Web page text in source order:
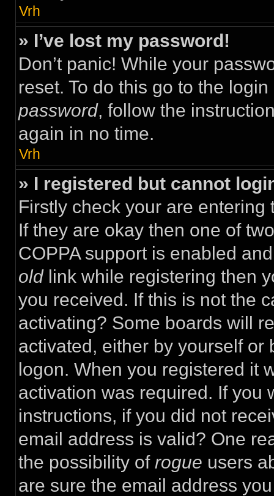
Vrh
» I’ve lost my password!
Don’t panic! While your
reset. To do this go to the
password, follow the
again in no time.
Vrh
» I registered but cannot
Firstly check your are
If they are okay then one of
COPPA support is enabled
oldlink while registering then
you received. If this is not the
activating? Some boards will
activated, either by yourself
logon. When you registered it
activation was required. If you
instructions, if you did not
email address is valid? One
the possibility of rogue users
are sure the email address